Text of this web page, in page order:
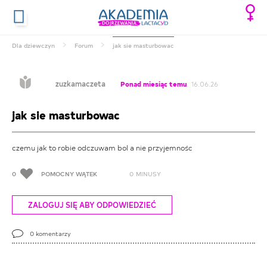
Dla dziewczyn Forum jak sie masturbowac
zuzkamaczeta Ponad miesiąc temu 16.06.26
jak sie masturbowac
czemu jak to robie odczuwam bol a nie przyjemnośc
0 POMOCNY WĄTEK 0 MINUSY
ZALOGUJ SIĘ ABY ODPOWIEDZIEĆ
0 komentarzy